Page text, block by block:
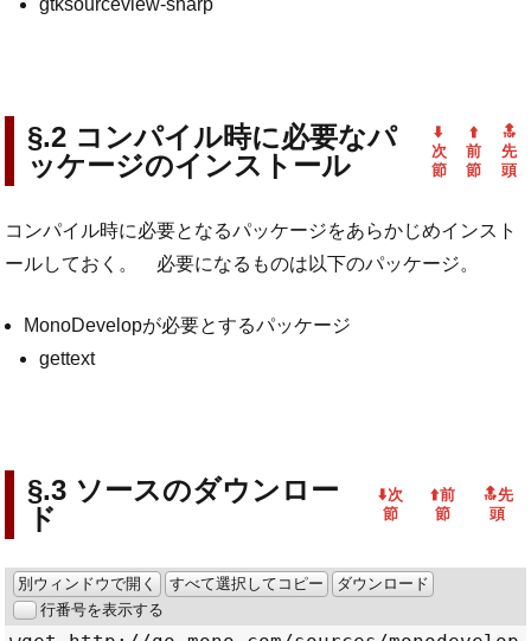
コンパイル時に必要なパ
ッケージのインストール
コンパイル時に必要となるパッケージをあらかじめインスト
ールしておく。 必要になるものは以下のパッケージ。
MonoDevelopが必要とするパッケージ
gettext
ソースのダウンロー
ド
別ウィンドウで開く すべて選択してコピー
ダウンロード
行番号を表示する